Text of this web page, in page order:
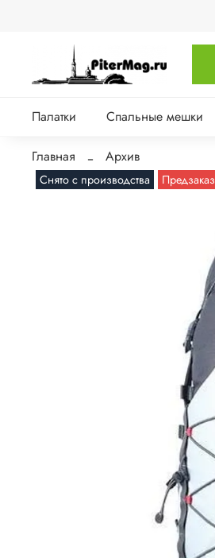
Палатки Спальные мешки
Главная Архив
Снято с производства Предзаказ